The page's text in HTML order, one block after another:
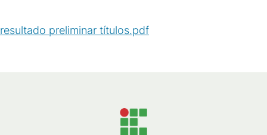
resultado preliminar títulos.pdf